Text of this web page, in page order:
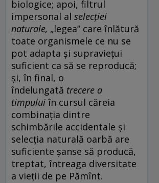
biologice; apoi, filtrul
impersonal al selecției
naturale, „legea” care înlătură
toate organismele ce nu se
pot adapta și supraviețui
suficient ca să se reproducă;
și, în final, o
îndelungată trecere a
timpului în cursul căreia
combinația dintre
schimbările accidentale și
selecția naturală oarbă are
suficiente șanse să producă,
treptat, întreaga diversitate
a vieții de pe Pămînt.